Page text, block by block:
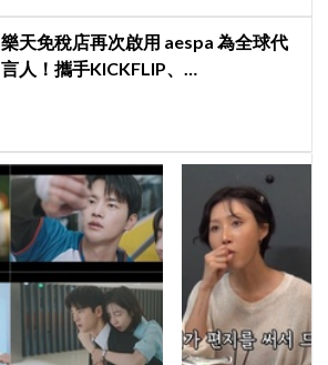
樂天免稅店再次啟用 aespa 為全球代
言人！攜手KICKFLIP、